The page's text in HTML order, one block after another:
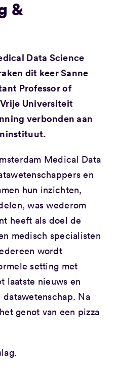
&
Data Science
dit keer Sanne
Professor of
Universiteit
verbonden aan
Medical Data
en
hun inzichten,
was wederom
heeft als doel de
medisch specialisten
wordt
setting met
laatste nieuws en
Na
genot van een pizza